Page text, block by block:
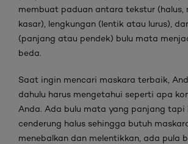
membuat paduan antara tekstur (halus,
kasar), lengkungan (lentik atau lurus),
(panjang atau pendek) bulu mata
beda.
Saat ingin mencari maskara terbaik,
dahulu harus mengetahui seperti apa
Anda. Ada bulu mata yang panjang tapi
cenderung halus sehingga butuh
menebalkan dan melentikkan, ada pula